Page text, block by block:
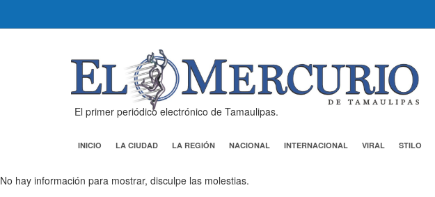
El primer periódico electrónico de Tamaulipas.
INICIO LA CIUDAD LA REGIÓN NACIONAL INTERNACIONAL VIRAL STILO
No hay información para mostrar, disculpe las molestias.